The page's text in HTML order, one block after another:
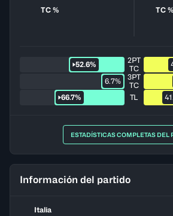
TC % TC %
52.6%
2PT
TC
6.7%
3PT
TC
66.7%
TL
ESTADÍSTICAS COMPLETAS DEL
Información del partido
Italia